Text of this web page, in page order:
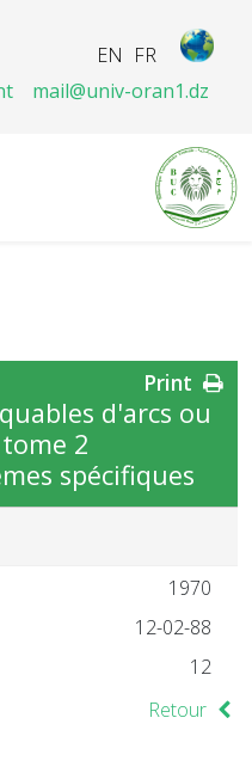
FR
EN
mail@univ-oran1.dz
d'arcs ou
2
spécifiques
1970
12-02-88
12
Retour